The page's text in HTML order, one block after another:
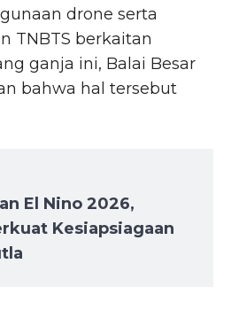
drone serta
TNBTS berkaitan
ganja ini, Balai Besar
bahwa hal tersebut
El Nino 2026,
Kesiapsiagaan